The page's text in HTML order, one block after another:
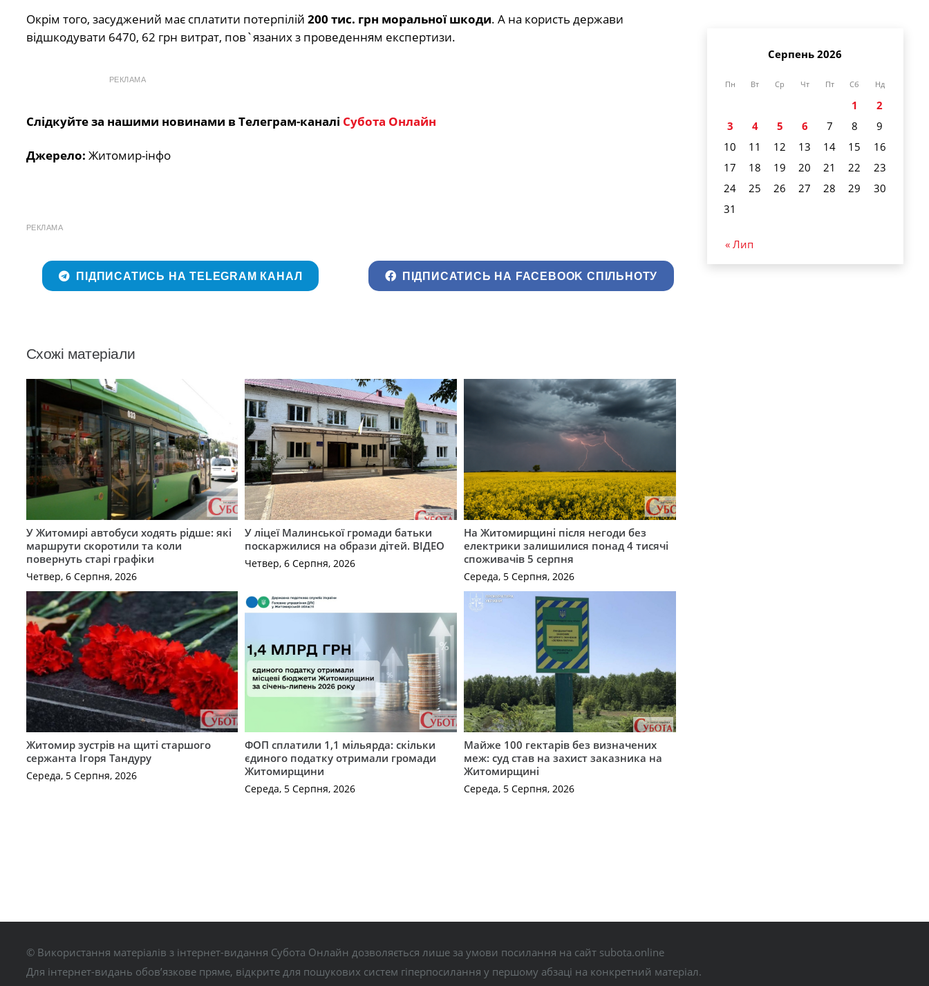
Окрім того, засуджений має сплатити потерпілій 200 тис. грн моральної шкоди. А на користь держави
відшкодувати 6470, 62 грн витрат, пов`язаних з проведенням експертизи.
РЕКЛАМА
Слідкуйте за нашими новинами в Телеграм-каналі Субота Онлайн
Джерело: Житомир-інфо
РЕКЛАМА
ПІДПИСАТИСЬ НА TELEGRAM КАНАЛ ПІДПИСАТИСЬ НА FACEBOOK СПІЛЬНОТУ
Схожі матеріали
У Житомирі автобуси ходять рідше: які
маршрути скоротили та коли
повернуть старі графіки
Четвер, 6 Серпня, 2026
У ліцеї Малинської громади батьки
поскаржилися на образи дітей. ВІДЕО
Четвер, 6 Серпня, 2026
На Житомирщині після негоди без
електрики залишилися понад 4 тисячі
споживачів 5 серпня
Середа, 5 Серпня, 2026
Житомир зустрів на щиті старшого
сержанта Ігоря Тандуру
Середа, 5 Серпня, 2026
ФОП сплатили 1,1 мільярда: скільки
єдиного податку отримали громади
Житомирщини
Середа, 5 Серпня, 2026
Майже 100 гектарів без визначених
меж: суд став на захист заказника на
Житомирщині
Середа, 5 Серпня, 2026
Серпень 2026
Пн Вт Ср Чт Пт Сб Нд
1
2
3
4 5 6 7 8
9
10
11 12 13 14 15
16
17
18 19 20 21 22
23
24
25 26 27 28 29
30
31
« Лип
© Використання матеріалів з інтернет-видання Субота Онлайн дозволяється лише за умови посилання на сайт subota.online
Для інтернет-видань обов’язкове пряме, відкрите для пошукових систем гіперпосилання у першому абзаці на конкретний матеріал.